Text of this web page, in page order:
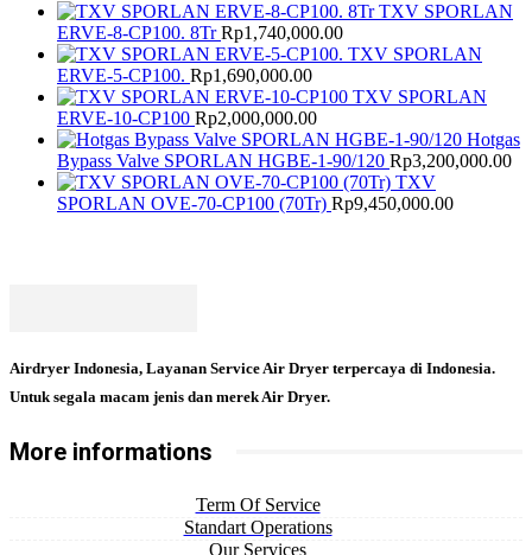
TXV SPORLAN
ERVE-8-CP100. 8Tr Rp1,740,000.00
TXV SPORLAN
ERVE-5-CP100. Rp1,690,000.00
TXV SPORLAN
ERVE-10-CP100 Rp2,000,000.00
Hotgas
Bypass Valve SPORLAN HGBE-1-90/120 Rp3,200,000.00
TXV
SPORLAN OVE-70-CP100 (70Tr) Rp9,450,000.00
Airdryer Indonesia, Layanan Service Air Dryer terpercaya di Indonesia.
Untuk segala macam jenis dan merek Air Dryer.
More informations
Term Of Service
Standart Operations
Our Services